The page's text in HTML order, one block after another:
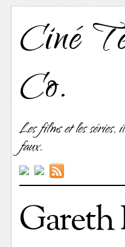
Ciné
Co.
Les films et les
faux.
Gareth